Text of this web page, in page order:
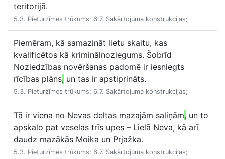
teritorijā.
5.3. Pieturzīmes trūkums; 6.7. Sakārtojuma konstrukcijas;
Piemēram, kā samazināt lietu skaitu, kas
kvalificētos kā kriminālnoziegums. Šobrīd
Noziedzības novēršanas padomē ir iesniegts
rīcības plāns, un tas ir apstiprināts.
5.3. Pieturzīmes trūkums; 6.7. Sakārtojuma konstrukcijas;
Tā ir viena no Ņevas deltas mazajām saliņām, un to
apskalo pat veselas trīs upes – Lielā Ņeva, kā arī
daudz mazākās Moika un Prjažka.
5.3. Pieturzīmes trūkums; 6.7. Sakārtojuma konstrukcijas;